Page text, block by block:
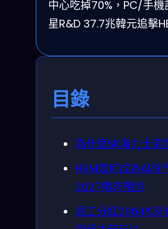
中心吃掉70%，PC/手
星R&D 37.7兆韓元追擊
目錄
為什麼SK海力士突
HBM如何成為AI
2027需求預測
員工分紅2964%